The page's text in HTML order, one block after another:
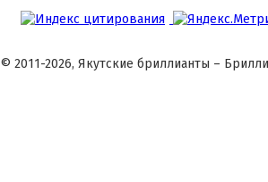
© 2011-2026, Якутские бриллианты –